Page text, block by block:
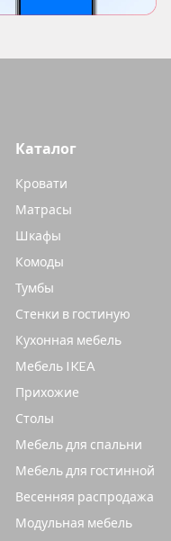
Каталог
Кровати
Матрасы
Шкафы
Комоды
Тумбы
Стенки в гостиную
Кухонная мебель
Мебель IKEA
Прихожие
Столы
Мебель для спальни
Мебель для гостинной
Весенняя распродажа
Модульная мебель